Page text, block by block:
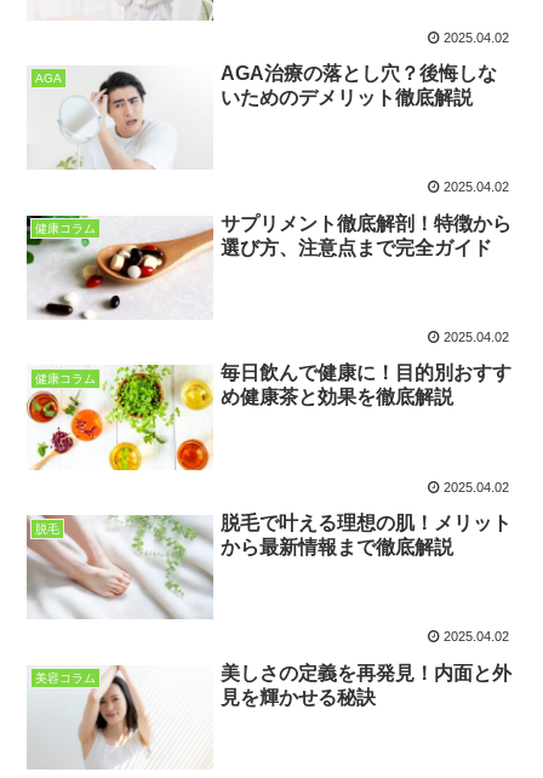
2025.04.02
AGA
AGA治療の落とし穴？後悔しな
いためのデメリット徹底解説
2025.04.02
健康コラム
サプリメント徹底解剖！特徴から
選び方、注意点まで完全ガイド
2025.04.02
健康コラム
毎日飲んで健康に！目的別おすす
め健康茶と効果を徹底解説
2025.04.02
脱毛
脱毛で叶える理想の肌！メリット
から最新情報まで徹底解説
2025.04.02
美容コラム
美しさの定義を再発見！内面と外
見を輝かせる秘訣